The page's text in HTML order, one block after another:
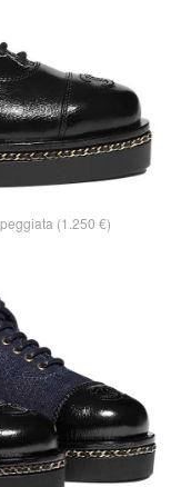
(1.250 €)